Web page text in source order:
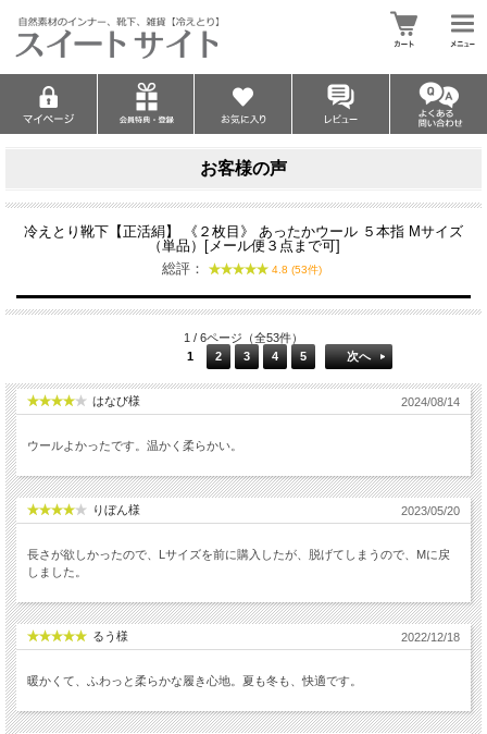
お客様の声
冷えとり靴下【正活絹】 《２枚目》 あったかウール ５本指 Mサイズ
（単品）[メール便３点まで可]
総評：
4.8 (53件)
1 / 6ページ（全53件）
1
2 3 4 5 次へ
はなび様 2024/08/14
ウールよかったです。温かく柔らかい。
りぼん様 2023/05/20
長さが欲しかったので、Lサイズを前に購入したが、脱げてしまうので、Mに戻
しました。
るう様 2022/12/18
暖かくて、ふわっと柔らかな履き心地。夏も冬も、快適です。